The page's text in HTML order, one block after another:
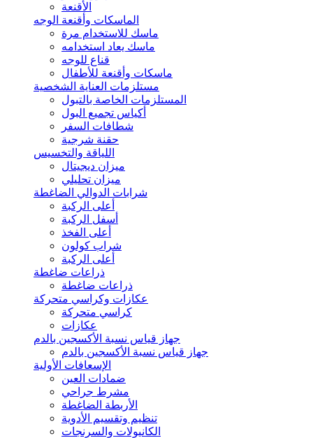
الأقنعة
الماسكات وأقنعة الوجه
ماسك للاستخدام مرة
ماسك يعاد استخدامه
قناع للوجه
ماسكات وأقنعة للأطفال
مستلزمات العناية الشخصية
المستلزمات الخاصة بالتبول
أكياس تجميع البول
شطافات السفر
حقنة شرجية
اللياقة والتخسيس
ميزان ديجيتال
ميزان تحليلي
شرابات الدوالي الضاغطة
أعلى الركبة
أسفل الركبة
أعلى الفخذ
شراب كولون
أعلى الركبة
ذراعات ضاغطة
ذراعات ضاغطة
عكازات وكراسي متحركة
كراسي متحركة
عكازات
جهاز قياس نسبة الأكسجين بالدم
جهاز قياس نسبة الأكسجين بالدم
الإسعافات الأولية
ضمادات العين
مشرط جراحي
الأربطة الضاغطة
تنظيم وتقسيم الأدوية
الكانيولات والسرنجات